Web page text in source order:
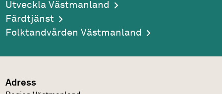
Utveckla Västmanland
Färdtjänst
Folktandvården Västmanland
Adress